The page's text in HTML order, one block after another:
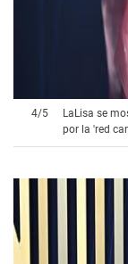
4/5
LaLisa se
por la 'red